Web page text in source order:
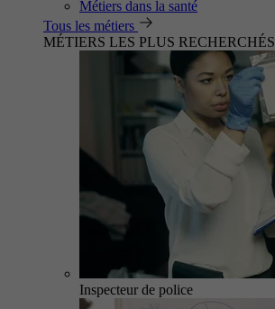
Métiers dans la santé
Tous les métiers
MÉTIERS LES PLUS RECHERCHÉS
Inspecteur de police